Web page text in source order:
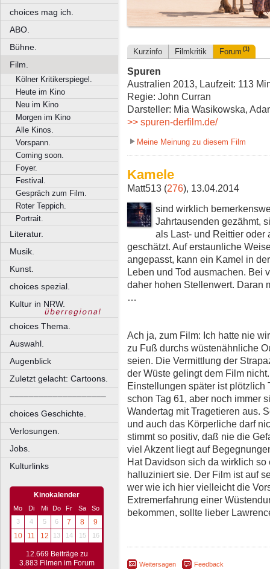
choices mag ich.
ABO.
Bühne.
Film.
Kölner Kritikerspiegel.
Heute im Kino
Neu im Kino
Morgen im Kino
Alle Kinos.
Vorspann.
Coming soon.
Foyer.
Festival.
Gespräch zum Film.
Roter Teppich.
Portrait.
Literatur.
Musik.
Kunst.
choices spezial.
Kultur in NRW.
choices Thema.
Auswahl.
Augenblick
Zuletzt gelacht: Cartoons.
––––––––––––––––––––
choices Geschichte.
Verlosungen.
Jobs.
Kulturlinks
Kinokalender
Mo Di Mi Do Fr Sa
So
3
4 5 6 7 8
9
10
11 12 13 14 15 16
12.669 Beiträge zu
3.883 Filmen im Forum
Kurzinfo Filmkritik Forum (1)
Spuren
Australien 2013, Laufzeit: 113
Regie: John Curran
Darsteller: Mia Wasikowska,
>> spuren-derfilm.de/
Meine Meinung zu diesem Film
Kamele
Matt513 (276), 13.04.2014
sind wirklich
Jahrtausenden gezähmt,
als Last- und Reittier
geschätzt. Auf erstaunliche
angepasst, kann ein Kamel in
Leben und Tod ausmachen. Bei
daher hohen Stellenwert. Daran
…
Ach ja, zum Film: Ich hatte nie
zu Fuß durchs wüstenähnliche
seien. Die Vermittlung der
der Wüste gelingt dem Film
Einstellungen später ist plötzlich
schon Tag 61, aber noch immer
Wandertag mit Tragetieren aus.
und auch das Körperliche darf
stimmt so positiv, daß nie die
viel Akzent liegt auf
Hat Davidson sich da wirklich
halluziniert sie. Der Film ist auf
wer wie ich hier vielleicht die
Extremerfahrung einer
bekommen, sollte lieber
Weitersagen Feedback